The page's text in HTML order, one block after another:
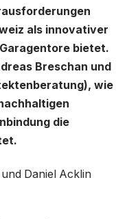
als innovativer
bietet.
Breschan und
wie
die
Daniel Acklin